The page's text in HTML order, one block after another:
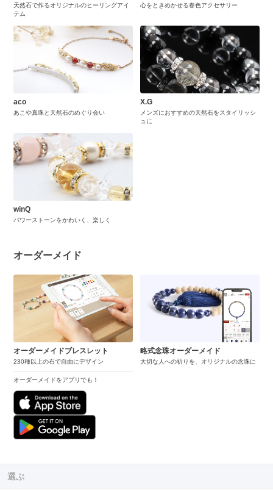
天然石で作るオリジナルのヒーリングアイ
テム
心をときめかせる春色アクセサリー
aco
あこや真珠と天然石のめぐり会い
X.G
メンズにおすすめの天然石をスタイリッシ
ュに
winQ
パワーストーンをかわいく、楽しく
オーダーメイド
オーダーメイドブレスレット
230種以上の石で自由にデザイン
オーダーメイドをアプリでも！
略式念珠オーダーメイド
大切な人への祈りを、オリジナルの念珠に
選ぶ